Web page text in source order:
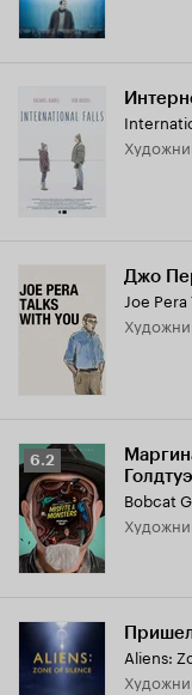
Джо
Joe
Рейтинг
Кинопоиска
6.2
6.2
Aliens: